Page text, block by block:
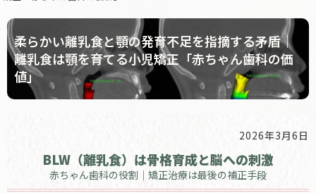
柔らかい離乳食と顎の発育不足を指摘する矛盾｜
離乳食は顎を育てる小児矯正「赤ちゃん歯科の価
値」
2026年3月6日
BLW（離乳食）は骨格育成と脳への刺激
赤ちゃん歯科の役割｜矯正治療は最後の補正手段